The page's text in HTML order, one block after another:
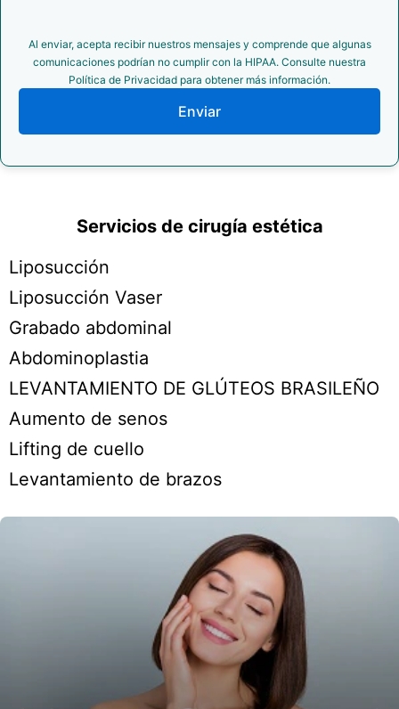
Al enviar, acepta recibir nuestros mensajes y comprende que algunas
comunicaciones podrían no cumplir con la HIPAA. Consulte nuestra
Política de Privacidad para obtener más información.
Enviar
Servicios de cirugía estética
Liposucción
Liposucción Vaser
Grabado abdominal
Abdominoplastia
LEVANTAMIENTO DE GLÚTEOS BRASILEÑO
Aumento de senos
Lifting de cuello
Levantamiento de brazos